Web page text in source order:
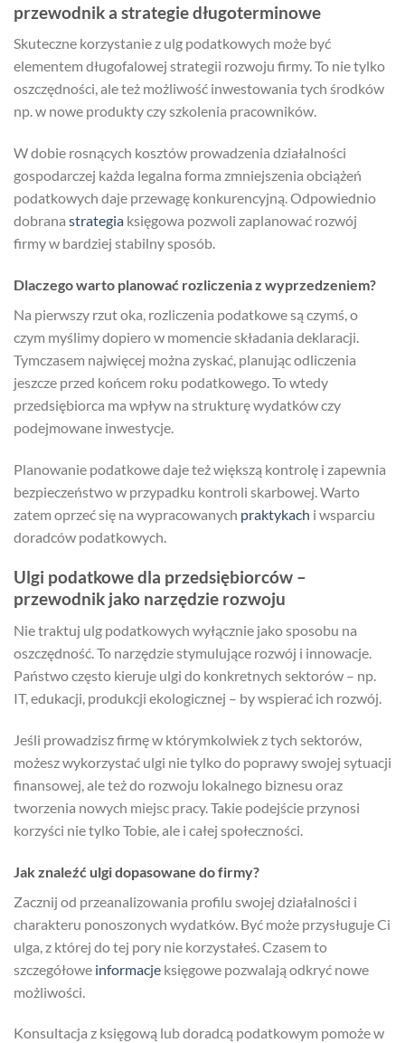
przewodnik a strategie długoterminowe
Skuteczne korzystanie z ulg podatkowych może być
elementem długofalowej strategii rozwoju firmy. To nie tylko
oszczędności, ale też możliwość inwestowania tych środków
np. w nowe produkty czy szkolenia pracowników.
W dobie rosnących kosztów prowadzenia działalności
gospodarczej każda legalna forma zmniejszenia obciążeń
podatkowych daje przewagę konkurencyjną. Odpowiednio
dobrana strategia księgowa pozwoli zaplanować rozwój
firmy w bardziej stabilny sposób.
Dlaczego warto planować rozliczenia z wyprzedzeniem?
Na pierwszy rzut oka, rozliczenia podatkowe są czymś, o
czym myślimy dopiero w momencie składania deklaracji.
Tymczasem najwięcej można zyskać, planując odliczenia
jeszcze przed końcem roku podatkowego. To wtedy
przedsiębiorca ma wpływ na strukturę wydatków czy
podejmowane inwestycje.
Planowanie podatkowe daje też większą kontrolę i zapewnia
bezpieczeństwo w przypadku kontroli skarbowej. Warto
zatem oprzeć się na wypracowanych praktykach i wsparciu
doradców podatkowych.
Ulgi podatkowe dla przedsiębiorców –
przewodnik jako narzędzie rozwoju
Nie traktuj ulg podatkowych wyłącznie jako sposobu na
oszczędność. To narzędzie stymulujące rozwój i innowacje.
Państwo często kieruje ulgi do konkretnych sektorów – np.
IT, edukacji, produkcji ekologicznej – by wspierać ich rozwój.
Jeśli prowadzisz firmę w którymkolwiek z tych sektorów,
możesz wykorzystać ulgi nie tylko do poprawy swojej sytuacji
finansowej, ale też do rozwoju lokalnego biznesu oraz
tworzenia nowych miejsc pracy. Takie podejście przynosi
korzyści nie tylko Tobie, ale i całej społeczności.
Jak znaleźć ulgi dopasowane do firmy?
Zacznij od przeanalizowania profilu swojej działalności i
charakteru ponoszonych wydatków. Być może przysługuje Ci
ulga, z której do tej pory nie korzystałeś. Czasem to
szczegółowe informacje księgowe pozwalają odkryć nowe
możliwości.
Konsultacja z księgową lub doradcą podatkowym pomoże w